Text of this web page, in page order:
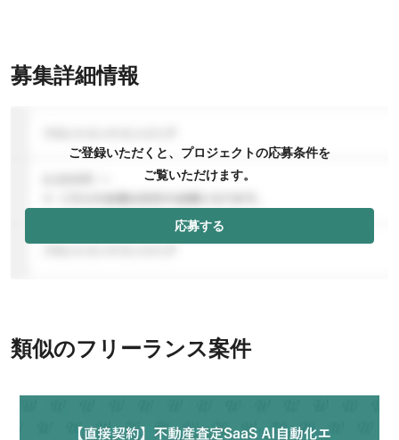
募集詳細情報
ご登録いただくと、プロジェクトの応募条件を
ご覧いただけます。
応募する
類似のフリーランス案件